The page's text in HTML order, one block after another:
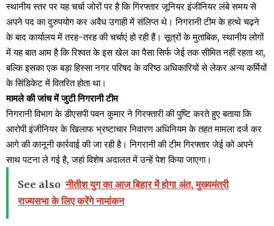
स्थानीय स्तर पर यह चर्चा जोरों पर है कि गिरफ्तार जूनियर इंजीनियर लंबे समय से
अपने पद का दुरुपयोग कर अवैध उगाही में संलिप्त थे। निगरानी टीम के हत्थे चढ़ने
के बाद कार्यालय में तरह-तरह की चर्चाएं हो रही हैं। सूत्रों के मुताबिक, स्थानीय लोगों
में यह बात आम है कि रिश्वत के इस खेल का पैसा सिर्फ जेई तक सीमित नहीं रहता था,
बल्कि इसका एक बड़ा हिस्सा नगर परिषद के वरिष्ठ अधिकारियों से लेकर अन्य कर्मियों
के सिंडिकेट में वितरित होता था।
मामले की जांच में जुटी निगरानी टीम
निगरानी विभाग के डीएसपी पवन कुमार ने गिरफ्तारी की पुष्टि करते हुए बताया कि
आरोपी इंजीनियर के खिलाफ भ्रष्टाचार निवारण अधिनियम के तहत मामला दर्ज कर
आगे की कानूनी कार्रवाई की जा रही है। निगरानी की टीम गिरफ्तार जेई को अपने
साथ पटना ले गई है, जहां विशेष अदालत में उन्हें पेश किया जाएगा।
See also नीतीश युग का आज बिहार में होगा अंत, मुख्यमंत्री
राज्यसभा के लिए करेंगे नामांकन